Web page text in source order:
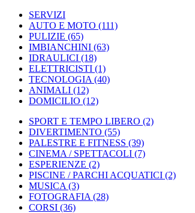
SERVIZI
AUTO E MOTO (111)
PULIZIE (65)
IMBIANCHINI (63)
IDRAULICI (18)
ELETTRICISTI (1)
TECNOLOGIA (40)
ANIMALI (12)
DOMICILIO (12)
SPORT E TEMPO LIBERO (2)
DIVERTIMENTO (55)
PALESTRE E FITNESS (39)
CINEMA / SPETTACOLI (7)
ESPERIENZE (2)
PISCINE / PARCHI ACQUATICI (2)
MUSICA (3)
FOTOGRAFIA (28)
CORSI (36)